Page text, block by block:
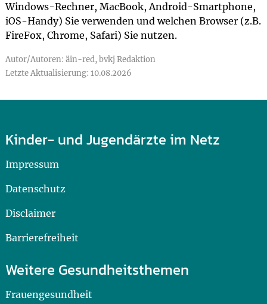
Windows-Rechner, MacBook, Android-Smartphone,
iOS-Handy) Sie verwenden und welchen Browser (z.B.
FireFox, Chrome, Safari) Sie nutzen.
Autor/Autoren: äin-red, bvkj Redaktion
Letzte Aktualisierung: 10.08.2026
Kinder- und Jugendärzte im Netz
Impressum
Datenschutz
Disclaimer
Barrierefreiheit
Weitere Gesundheitsthemen
Frauengesundheit